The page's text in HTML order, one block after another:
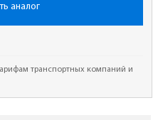
аналог
транспортных компаний и